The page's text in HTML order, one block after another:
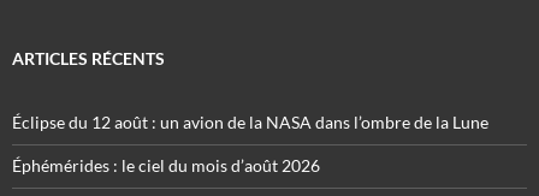
ARTICLES RÉCENTS
Éclipse du 12 août : un avion de la NASA dans l’ombre de la Lune
Éphémérides : le ciel du mois d’août 2026